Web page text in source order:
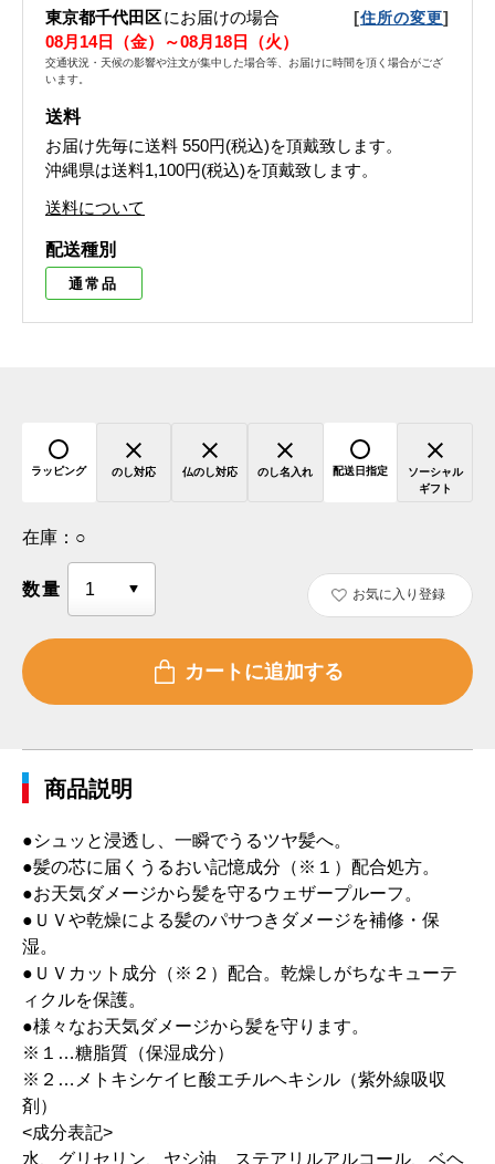
東京都千代田区にお届けの場合 [住所の変更]
08月14日（金）～08月18日（火）
交通状況・天候の影響や注文が集中した場合等、お届けに時間を頂く場合がござ
います。
送料
お届け先毎に送料 550円(税込)を頂戴致します。
沖縄県は送料1,100円(税込)を頂戴致します。
送料について
配送種別
通常品
ラッピング のし対応 仏のし対応 のし名入れ 配送日指定
ソーシャル
ギフト
在庫： ○
数量 お気に入り登録
商品説明
●シュッと浸透し、一瞬でうるツヤ髪へ。
●髪の芯に届くうるおい記憶成分（※１）配合処方。
●お天気ダメージから髪を守るウェザープルーフ。
●ＵＶや乾燥による髪のパサつきダメージを補修・保
湿。
●ＵＶカット成分（※２）配合。乾燥しがちなキューテ
ィクルを保護。
●様々なお天気ダメージから髪を守ります。
※１…糖脂質（保湿成分）
※２…メトキシケイヒ酸エチルヘキシル（紫外線吸収
剤）
<成分表記>
水、グリセリン、ヤシ油、ステアリルアルコール、ベヘ